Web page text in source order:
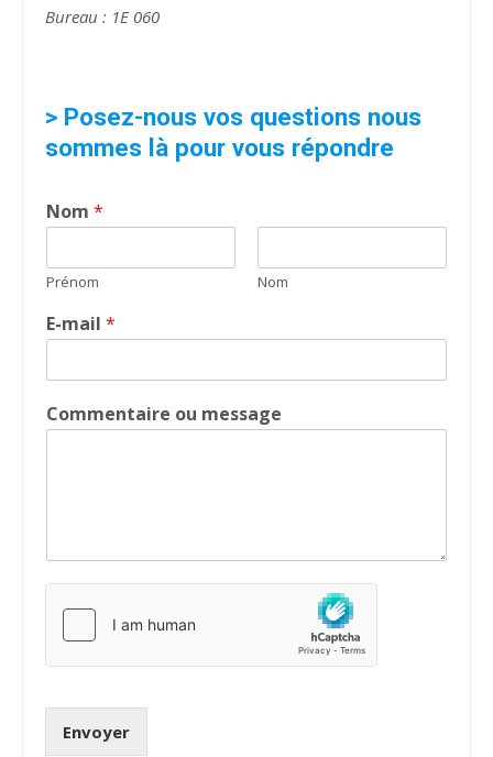
Bureau : 1E 060
> Posez-nous vos questions nous
sommes là pour vous répondre
Nom *
Prénom Nom
E-mail *
Commentaire ou message
Envoyer